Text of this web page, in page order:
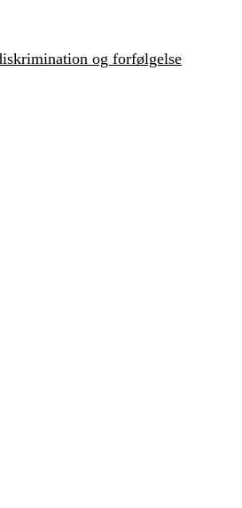
og forfølgelse